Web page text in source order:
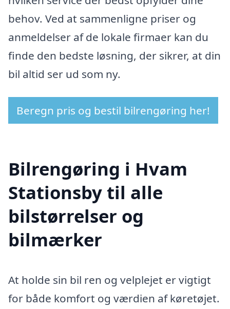
behov. Ved at sammenligne priser og
anmeldelser af de lokale firmaer kan du
finde den bedste løsning, der sikrer, at din
bil altid ser ud som ny.
Beregn pris og bestil bilrengøring her!
Bilrengøring i Hvam
Stationsby til alle
bilstørrelser og
bilmærker
At holde sin bil ren og velplejet er vigtigt
for både komfort og værdien af køretøjet.